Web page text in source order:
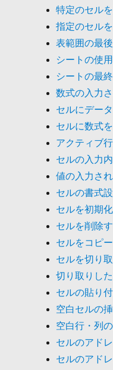
特定のセル
指定のセル
表範囲の最
シートの使
シートの最
数式の入力
セルにデー
セルに数式
アクティブ
セルの入力
値の入力さ
セルの書式
セルを初期
セルを削除
セルをコピ
セルを切り
切り取りし
セルの貼り
空白セルの
空白行・列
セルのアド
セルのアド